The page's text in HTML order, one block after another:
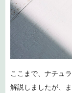
ここまで、ナチュ
解説しましたが、